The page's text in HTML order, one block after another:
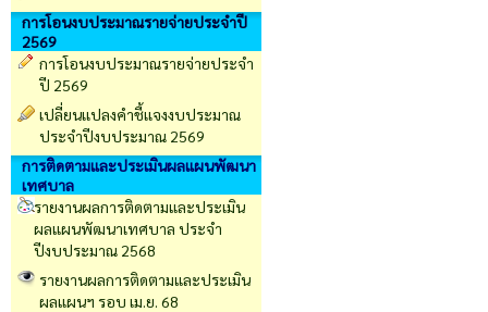
การโอนงบประมาณรายจ่ายประจำปี
2569
การโอนงบประมาณรายจ่ายประจำ
ปี 2569
เปลี่ยนเเปลงคำชี้เเจงงบประมาณ
ประจำปีงบประมาณ 2569
การติดตามและประเมินผลแผนพัฒนา
เทศบาล
รายงานผลการติดตามและประเมิน
ผลแผนพัฒนาเทศบาล ประจำ
ปีงบประมาณ 2568
รายงานผลการติดตามและประเมิน
ผลแผนฯ รอบ เม.ย. 68